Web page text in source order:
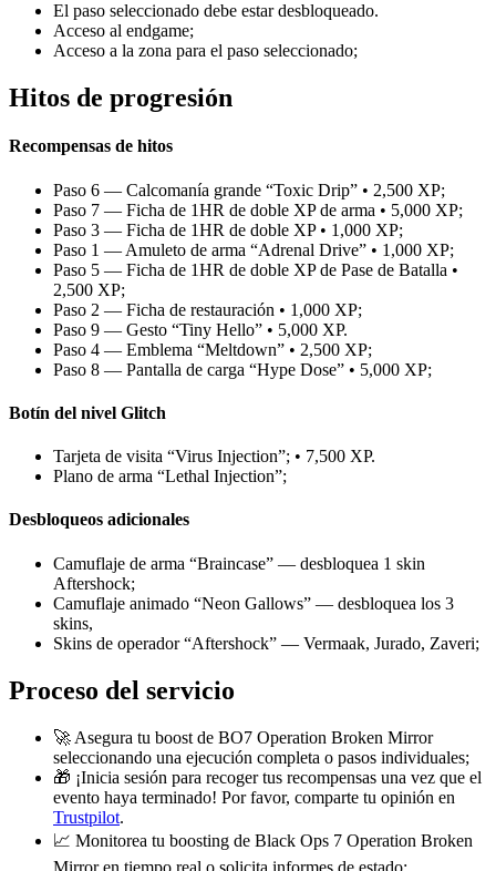
El paso seleccionado debe estar desbloqueado.
Acceso al endgame;
Acceso a la zona para el paso seleccionado;
Hitos de progresión
Recompensas de hitos
Paso 6 — Calcomanía grande “Toxic Drip” • 2,500 XP;
Paso 7 — Ficha de 1HR de doble XP de arma • 5,000 XP;
Paso 3 — Ficha de 1HR de doble XP • 1,000 XP;
Paso 1 — Amuleto de arma “Adrenal Drive” • 1,000 XP;
Paso 5 — Ficha de 1HR de doble XP de Pase de Batalla •
2,500 XP;
Paso 2 — Ficha de restauración • 1,000 XP;
Paso 9 — Gesto “Tiny Hello” • 5,000 XP.
Paso 4 — Emblema “Meltdown” • 2,500 XP;
Paso 8 — Pantalla de carga “Hype Dose” • 5,000 XP;
Botín del nivel Glitch
Tarjeta de visita “Virus Injection”; • 7,500 XP.
Plano de arma “Lethal Injection”;
Desbloqueos adicionales
Camuflaje de arma “Braincase” — desbloquea 1 skin
Aftershock;
Camuflaje animado “Neon Gallows” — desbloquea los 3
skins,
Skins de operador “Aftershock” — Vermaak, Jurado, Zaveri;
Proceso del servicio
🚀 Asegura tu boost de BO7 Operation Broken Mirror
seleccionando una ejecución completa o pasos individuales;
🎁 ¡Inicia sesión para recoger tus recompensas una vez que el
evento haya terminado! Por favor, comparte tu opinión en
Trustpilot.
📈 Monitorea tu boosting de Black Ops 7 Operation Broken
Mirror en tiempo real o solicita informes de estado;